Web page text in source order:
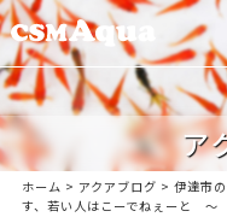
ア
ホーム > アクアブログ > 伊達市
す、若い人はこーでねぇーと